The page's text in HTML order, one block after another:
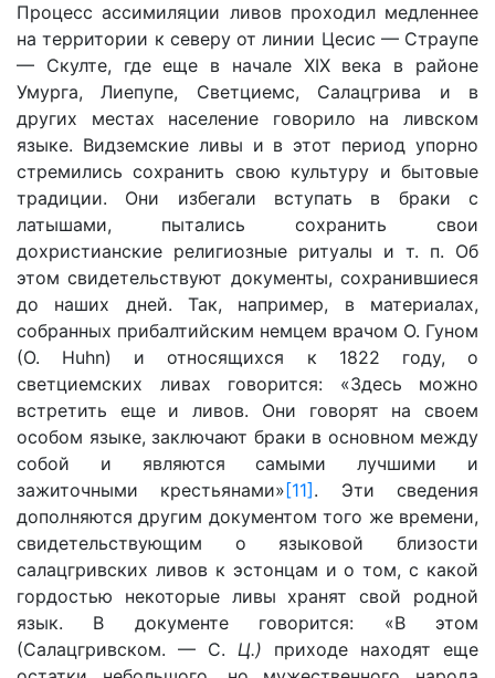
Процесс ассимиляции ливов проходил медленнее
на территории к северу от линии Цесис — Страупе
— Скулте, где еще в начале XIX века в районе
Умурга, Лиепупе, Светциемс, Салацгрива и в
других местах население говорило на ливском
языке. Видземские ливы и в этот период упорно
стремились сохранить свою культуру и бытовые
традиции. Они избегали вступать в браки с
латышами, пытались сохранить свои
дохристианские религиозные ритуалы и т. п. Об
этом свидетельствуют документы, сохранившиеся
до наших дней. Так, например, в материалах,
собранных прибалтийским немцем врачом О. Гуном
(О. Huhn) и относящихся к 1822 году, о
светциемских ливах говорится: «Здесь можно
встретить еще и ливов. Они говорят на своем
особом языке, заключают браки в основном между
собой и являются самыми лучшими и
зажиточными крестьянами» [11] . Эти сведения
дополняются другим документом того же времени,
свидетельствующим о языковой близости
салацгривских ливов к эстонцам и о том, с какой
гордостью некоторые ливы хранят свой родной
язык. В документе говорится: «В этом
(Салацгривском. — С. Ц.) приходе находят еще